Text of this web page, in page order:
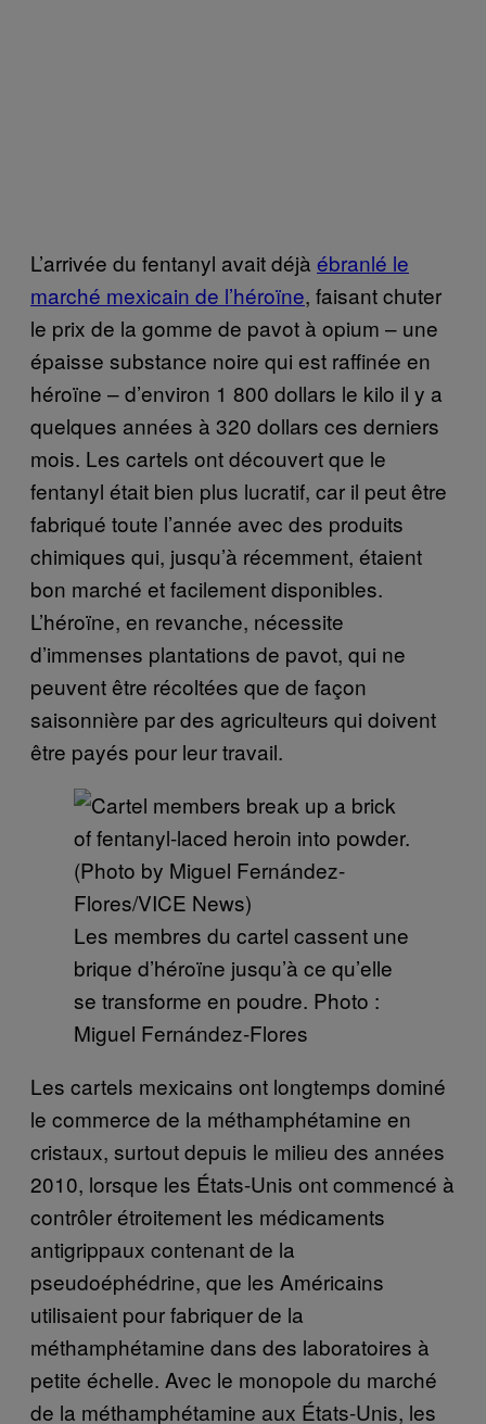
L’arrivée du fentanyl avait déjà ébranlé le
marché mexicain de l’héroïne, faisant chuter
le prix de la gomme de pavot à opium – une
épaisse substance noire qui est raffinée en
héroïne – d’environ 1 800 dollars le kilo il y a
quelques années à 320 dollars ces derniers
mois. Les cartels ont découvert que le
fentanyl était bien plus lucratif, car il peut être
fabriqué toute l’année avec des produits
chimiques qui, jusqu’à récemment, étaient
bon marché et facilement disponibles.
L’héroïne, en revanche, nécessite
d’immenses plantations de pavot, qui ne
peuvent être récoltées que de façon
saisonnière par des agriculteurs qui doivent
être payés pour leur travail.
Les membres du cartel cassent une
brique d’héroïne jusqu’à ce qu’elle
se transforme en poudre. Photo :
Miguel Fernández-Flores
Les cartels mexicains ont longtemps dominé
le commerce de la méthamphétamine en
cristaux, surtout depuis le milieu des années
2010, lorsque les États-Unis ont commencé à
contrôler étroitement les médicaments
antigrippaux contenant de la
pseudoéphédrine, que les Américains
utilisaient pour fabriquer de la
méthamphétamine dans des laboratoires à
petite échelle. Avec le monopole du marché
de la méthamphétamine aux États-Unis, les